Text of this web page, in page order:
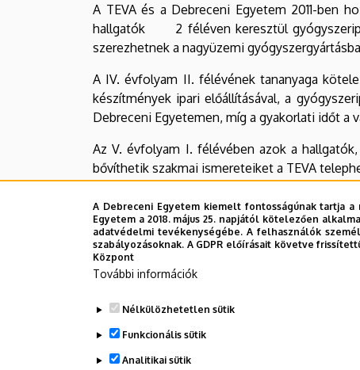
A TEVA és a Debreceni Egyetem 2011-ben
hallgatók 2 féléven keresztül
szerezhetnek a nagyüzemi
A IV. évfolyam II. félévének tananyaga
készítmények ipari előállításával, a
Debreceni Egyetemen, míg a gyakorlati időt
Az V. évfolyam I. félévében azok a
bővíthetik szakmai ismereteiket a TEVA
Legutóbbi frissítés: 2025. 03. 11. 13:35
A Debreceni Egyetem kiemelt fontosságúnak tartja
Egyetem a 2018. május 25. napjától kötelezően
adatvédelmi tevékenységébe. A felhasználók
szabályozásoknak. A GDPR előírásait követve
Központ
További információk
Nélkülözhetetlen sütik
Funkcionális sütik
Analitikai sütik